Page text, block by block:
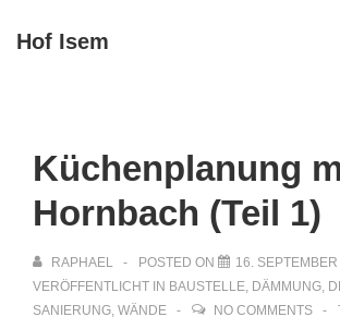
ZumHof Isem
Küchenplanung
Hornbach (Teil 1)
RAPHAEL POSTED ON
16.
VERÖFFENTLICHT IN BAUSTELLE, DÄMMUNG,
SANIERUNG, WÄNDE NO COMMENTS